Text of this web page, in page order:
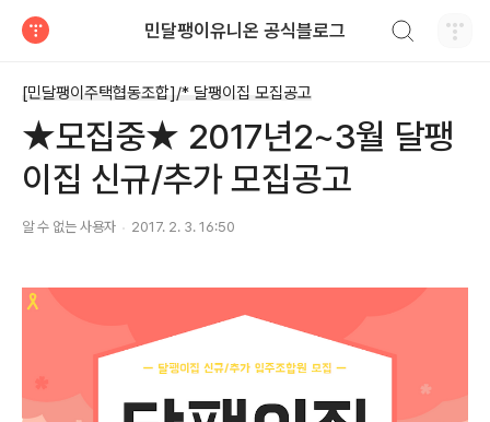
민달팽이유니온 공식블로그
[민달팽이주택협동조합]/* 달팽이집 모집공고
★모집중★ 2017년2~3월 달팽
이집 신규/추가 모집공고
알 수 없는 사용자 2017. 2. 3. 16:50